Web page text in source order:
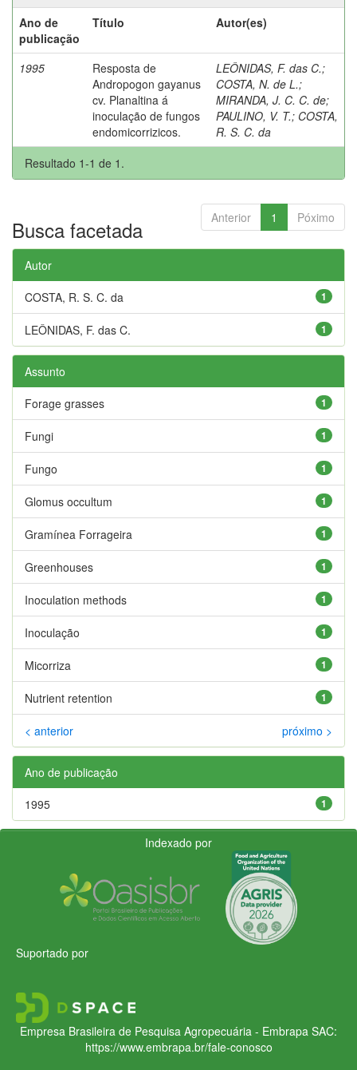
Ano de
publicação
Título Autor(es)
1995
Resposta de
Andropogon gayanus
cv. Planaltina á
inoculação de fungos
endomicorrizicos.
LEÔNIDAS, F. das C.;
COSTA, N. de L.;
MIRANDA, J. C. C. de;
PAULINO, V. T.; COSTA,
R. S. C. da
Resultado 1-1 de 1.
Anterior 1 Póximo
Busca facetada
Autor
1
COSTA, R. S. C. da
1
LEÔNIDAS, F. das C.
Assunto
1
Forage grasses
1
Fungi
1
Fungo
1
Glomus occultum
1
Gramínea Forrageira
1
Greenhouses
1
Inoculation methods
1
Inoculação
1
Micorriza
1
Nutrient retention
< anterior próximo >
Ano de publicação
1
1995
Indexado por
Suportado por
Empresa Brasileira de Pesquisa Agropecuária - Embrapa SAC:
https://www.embrapa.br/fale-conosco